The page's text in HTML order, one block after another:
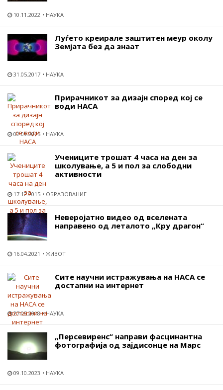
10.11.2022 НАУКА
Луѓето креирале заштитен меур околу
Земјата без да знаат
31.05.2017 НАУКА
Прирачникот за дизајн според кој се
води НАСА
02.09.2015 НАУКА
Учениците трошат 4 часа на ден за
школување, а 5 и пол за слободни
активности
17.12.2015 ОБРАЗОВАНИЕ
Неверојатно видео од вселената
направено од леталото „Кру драгон“
16.04.2021 ЖИВОТ
Сите научни истражувања на НАСА се
достапни на интернет
27.05.2018 НАУКА
„Персевиренс“ направи фасцинантна
фотографија од зајдисонце на Марс
09.10.2023 НАУКА